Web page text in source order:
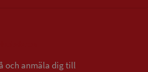
och anmäla dig till